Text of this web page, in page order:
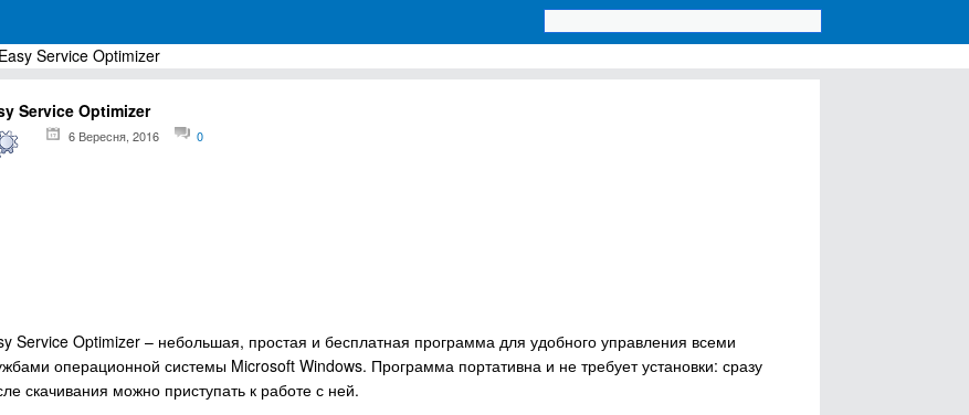
для Windows
Service Optimizer
Service Optimizer
6 Вересня, 2016 0
Service Optimizer – небольшая, простая и бесплатная программа для удобного управления всеми
операционной системы Microsoft Windows. Программа портативна и не требует установки: сразу
скачивания можно приступать к работе с ней.